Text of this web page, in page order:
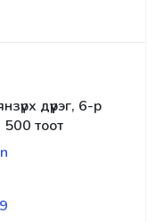
дүүрэг, 6-р
тоот